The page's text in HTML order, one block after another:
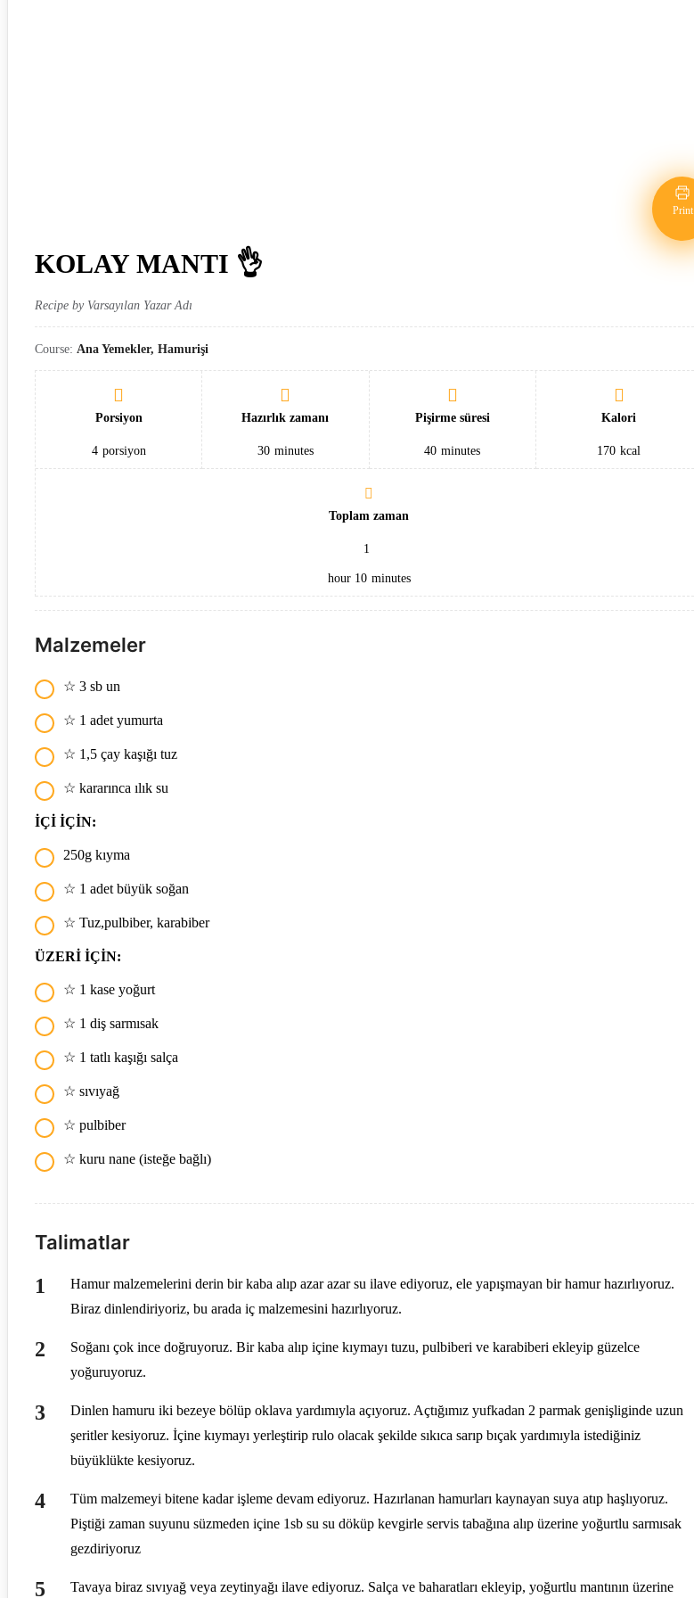
Print
KOLAY MANTI 👌
Recipe by Varsayılan Yazar Adı
Course: Ana Yemekler, Hamurişi
Porsiyon
4 porsiyon
Hazırlık zamanı
30 minutes
Pişirme süresi
40 minutes
Kalori
170 kcal
Toplam zaman
1
hour 10 minutes
Malzemeler
☆ 3 sb un
☆ 1 adet yumurta
☆ 1,5 çay kaşığı tuz
☆ kararınca ılık su
İÇİ İÇİN:
250g kıyma
☆ 1 adet büyük soğan
☆ Tuz,pulbiber, karabiber
ÜZERİ İÇİN:
☆ 1 kase yoğurt
☆ 1 diş sarmısak
☆ 1 tatlı kaşığı salça
☆ sıvıyağ
☆ pulbiber
☆ kuru nane (isteğe bağlı)
Talimatlar
Hamur malzemelerini derin bir kaba alıp azar azar su ilave ediyoruz, ele yapışmayan bir hamur hazırlıyoruz.
Biraz dinlendiriyoriz, bu arada iç malzemesini hazırlıyoruz.
Soğanı çok ince doğruyoruz. Bir kaba alıp içine kıymayı tuzu, pulbiberi ve karabiberi ekleyip güzelce
yoğuruyoruz.
Dinlen hamuru iki bezeye bölüp oklava yardımıyla açıyoruz. Açtığımız yufkadan 2 parmak genişliginde uzun
şeritler kesiyoruz. İçine kıymayı yerleştirip rulo olacak şekilde sıkıca sarıp bıçak yardımıyla istediğiniz
büyüklükte kesiyoruz.
Tüm malzemeyi bitene kadar işleme devam ediyoruz. Hazırlanan hamurları kaynayan suya atıp haşlıyoruz.
Piştiği zaman suyunu süzmeden içine 1sb su su döküp kevgirle servis tabağına alıp üzerine yoğurtlu sarmısak
gezdiriyoruz
Tavaya biraz sıvıyağ veya zeytinyağı ilave ediyoruz. Salça ve baharatları ekleyip, yoğurtlu mantının üzerine